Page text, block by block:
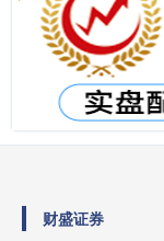
财盛证券